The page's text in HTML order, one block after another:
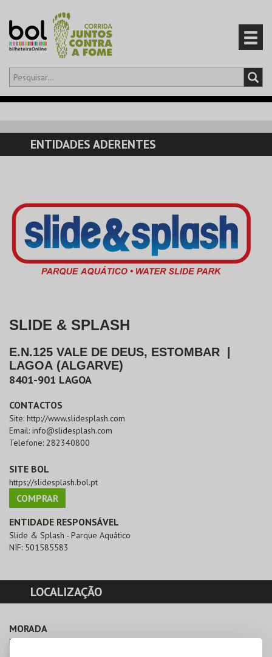
Olá,iniciar sessão
CARRINHO
EVENTOS
PRODUTOS
ENTIDADES ADERENTES
SLIDE & SPLASH
E.N.125 VALE DE DEUS, ESTOMBAR
LAGOA (ALGARVE)
8401-901 LAGOA
CONTACTOS
Site: http://www.slidesplash.com
Email: info@slidesplash.com
Telefone: 282340800
SITE BOL
https://slidesplash.bol.pt
COMPRAR
ENTIDADE RESPONSÁVEL
Slide & Splash - Parque Aquático
NIF: 501585583
LOCALIZAÇÃO
MORADA
E.N.125 Vale de Deus, Estombar